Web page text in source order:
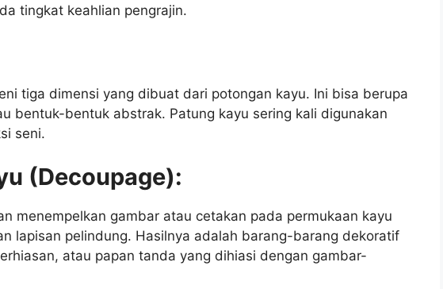
tingkat keahlian pengrajin.
tiga dimensi yang dibuat dari potongan kayu. Ini bisa berupa
bentuk-bentuk abstrak. Patung kayu sering kali digunakan
seni.
(Decoupage):
menempelkan gambar atau cetakan pada permukaan kayu
lapisan pelindung. Hasilnya adalah barang-barang dekoratif
atau papan tanda yang dihiasi dengan gambar-